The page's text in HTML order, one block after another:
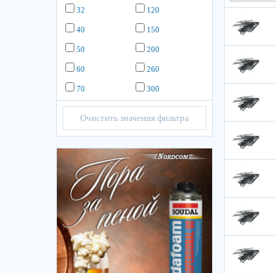
32
40
50
60
70
120
150
200
260
300
Очистить значения фильтра